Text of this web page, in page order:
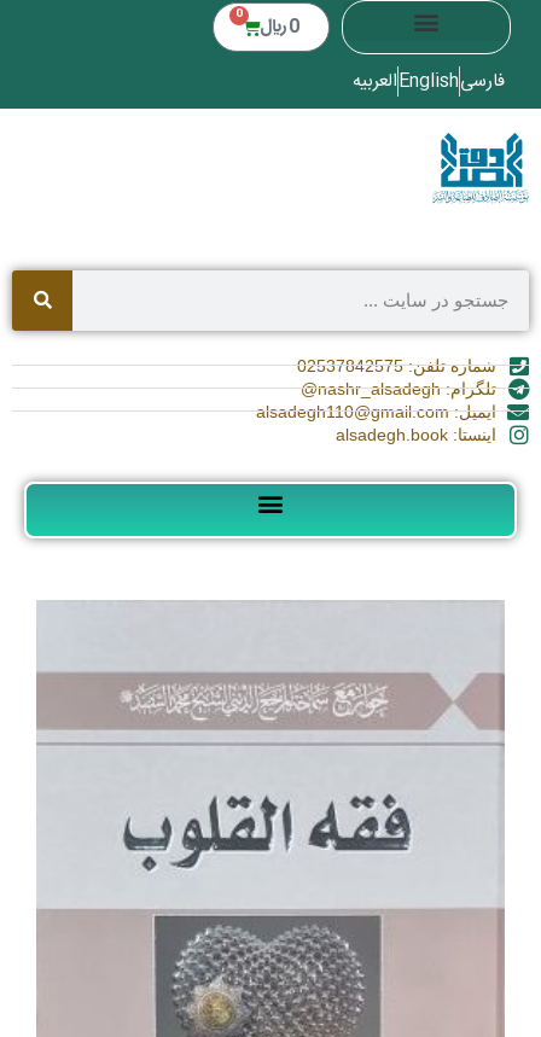
0 ﷼ 0
فارسیEnglishالعربیه
شماره تلفن: 02537842575
تلگرام: nashr_alsadegh@
ایمیل: alsadegh110@gmail.com
اینستا: alsadegh.book